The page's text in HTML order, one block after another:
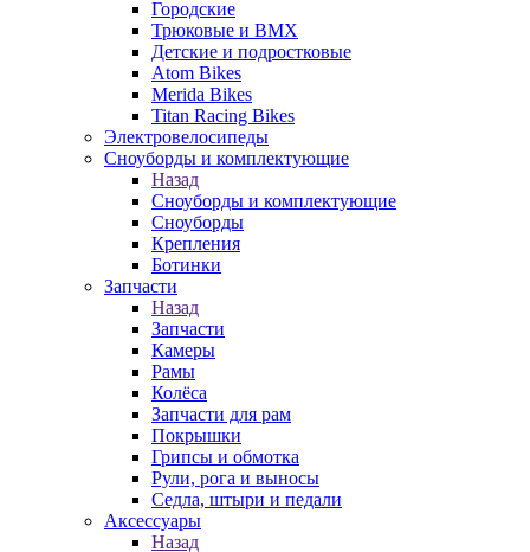
Городские
Трюковые и BMX
Детские и подростковые
Atom Bikes
Merida Bikes
Titan Racing Bikes
Электровелосипеды
Cноуборды и комплектующие
Назад
Cноуборды и комплектующие
Сноуборды
Крепления
Ботинки
Запчасти
Назад
Запчасти
Камеры
Рамы
Колёса
Запчасти для рам
Покрышки
Грипсы и обмотка
Рули, рога и выносы
Седла, штыри и педали
Аксессуары
Назад